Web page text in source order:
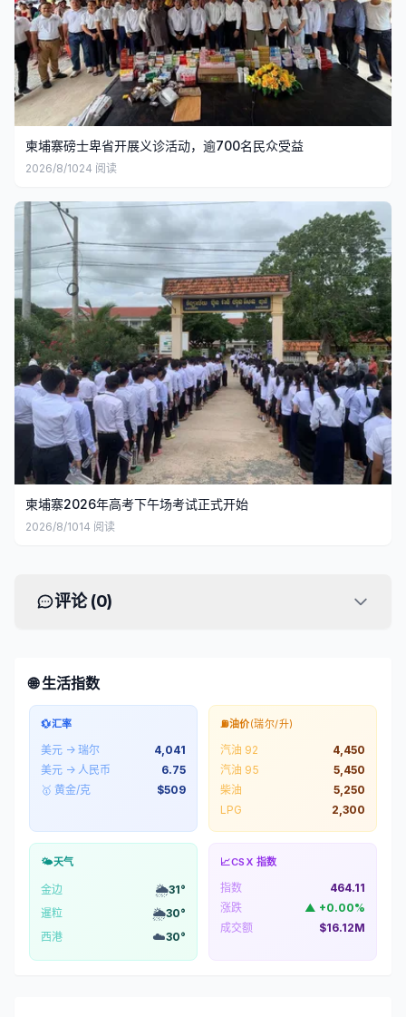
柬埔寨磅士卑省开展义诊活动，逾700名民众受益
2026/8/1024 阅读
柬埔寨2026年高考下午场考试正式开始
2026/8/1014 阅读
评论 (0)
🌐 生活指数
💱汇率
美元 → 瑞尔
4,041
美元 → 人民币
6.75
🥇 黄金/克
$509
⛽油价(瑞尔/升)
汽油 92
4,450
汽油 95
5,450
柴油
5,250
LPG
2,300
🌤️天气
金边 🌦️31°
暹粒
🌦️30°
西港
☁️30°
📈CSX 指数
指数
464.11
涨跌
▲ +0.00%
成交额
$16.12M